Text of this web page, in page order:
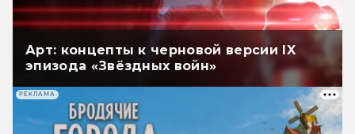
Арт: концепты к черновой версии IX
эпизода «Звёздных войн»
РЕКЛАМА